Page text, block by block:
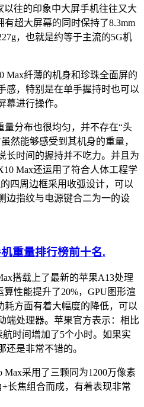
以往的印象中大屏手机往往又大
超大屏幕的同时保持了8.3mm
，也就是约等于主流的5G机
Max纤薄的机身和珍珠全面屏的
感，特别是在单手握持时也可以
幕进行操作。
量分布也很均匀，并不存在“头
然能够感受到其机身的重量，
长时间的握持并不吃力。并且为
Max还运用了符合人体工程学
四周边框采用收弧设计，可以
边指纹与电源键合二为一的设
.
搭载上了最新的苹果A13处理
性能提升了20%，GPU图形渲
耗方面有着大幅度的降低，可以
端处理器。苹果官方表示：相比
航时间增加了5个小时。如果实
还是非常不错的。
采用了三颗同为1200万像素
长焦组合而成，有着表现非常